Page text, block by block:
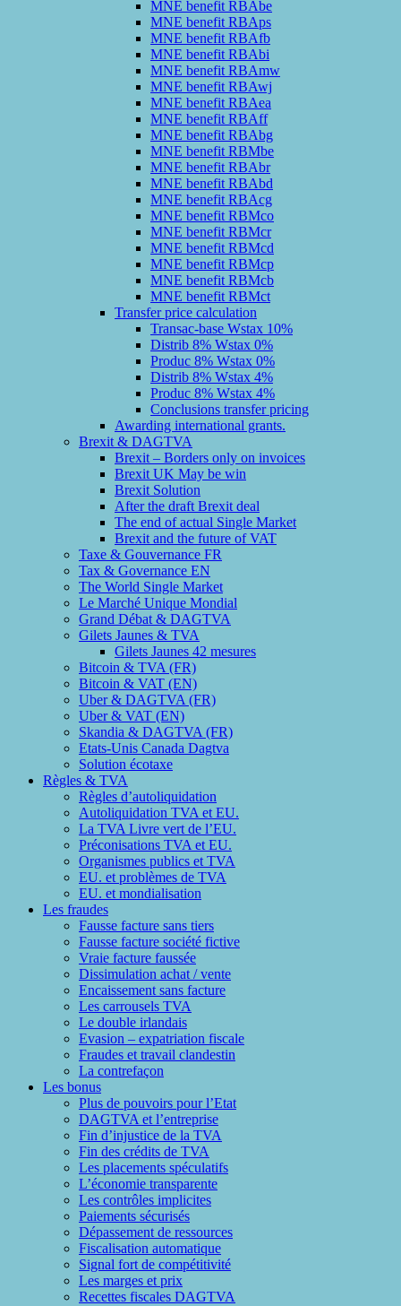
MNE benefit RBAbe
MNE benefit RBAps
MNE benefit RBAfb
MNE benefit RBAbi
MNE benefit RBAmw
MNE benefit RBAwj
MNE benefit RBAea
MNE benefit RBAff
MNE benefit RBAbg
MNE benefit RBMbe
MNE benefit RBAbr
MNE benefit RBAbd
MNE benefit RBAcg
MNE benefit RBMco
MNE benefit RBMcr
MNE benefit RBMcd
MNE benefit RBMcp
MNE benefit RBMcb
MNE benefit RBMct
Transfer price calculation
Transac-base Wstax 10%
Distrib 8% Wstax 0%
Produc 8% Wstax 0%
Distrib 8% Wstax 4%
Produc 8% Wstax 4%
Conclusions transfer pricing
Awarding international grants.
Brexit & DAGTVA
Brexit – Borders only on invoices
Brexit UK May be win
Brexit Solution
After the draft Brexit deal
The end of actual Single Market
Brexit and the future of VAT
Taxe & Gouvernance FR
Tax & Governance EN
The World Single Market
Le Marché Unique Mondial
Grand Débat & DAGTVA
Gilets Jaunes & TVA
Gilets Jaunes 42 mesures
Bitcoin & TVA (FR)
Bitcoin & VAT (EN)
Uber & DAGTVA (FR)
Uber & VAT (EN)
Skandia & DAGTVA (FR)
Etats-Unis Canada Dagtva
Solution écotaxe
Règles & TVA
Règles d’autoliquidation
Autoliquidation TVA et EU.
La TVA Livre vert de l’EU.
Préconisations TVA et EU.
Organismes publics et TVA
EU. et problèmes de TVA
EU. et mondialisation
Les fraudes
Fausse facture sans tiers
Fausse facture société fictive
Vraie facture faussée
Dissimulation achat / vente
Encaissement sans facture
Les carrousels TVA
Le double irlandais
Evasion – expatriation fiscale
Fraudes et travail clandestin
La contrefaçon
Les bonus
Plus de pouvoirs pour l’Etat
DAGTVA et l’entreprise
Fin d’injustice de la TVA
Fin des crédits de TVA
Les placements spéculatifs
L’économie transparente
Les contrôles implicites
Paiements sécurisés
Dépassement de ressources
Fiscalisation automatique
Signal fort de compétitivité
Les marges et prix
Recettes fiscales DAGTVA